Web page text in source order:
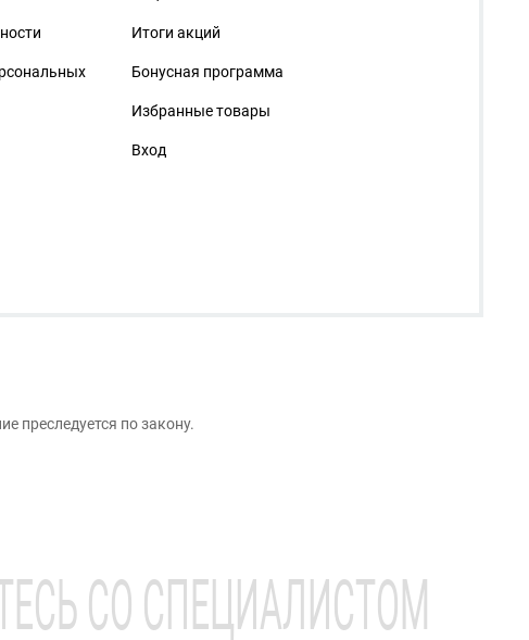
Итоги акций
Бонусная программа
Избранные товары
Вход
преследуется по закону.
СО СПЕЦИАЛИСТОМ